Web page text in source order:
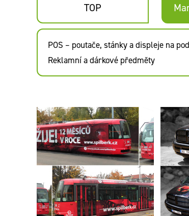
TOP
POS – poutače, stánky a displeje na
Reklamní a dárkové předměty
Křest tramvaje ŠPILBERK
ŽIJE! podle našeho grafického
návrhu
DELL